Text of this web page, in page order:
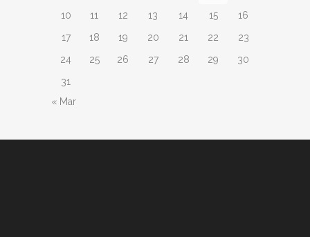
10
11 12 13 14 15
16
17
18 19 20 21 22
23
24
25 26 27 28 29
30
31
« Mar